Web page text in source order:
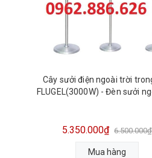
Cây sưởi điện ngoài trời
FLUGEL(3000W) - Đèn sưởi
5.350.000₫ 6.500.000₫
Mua hàng